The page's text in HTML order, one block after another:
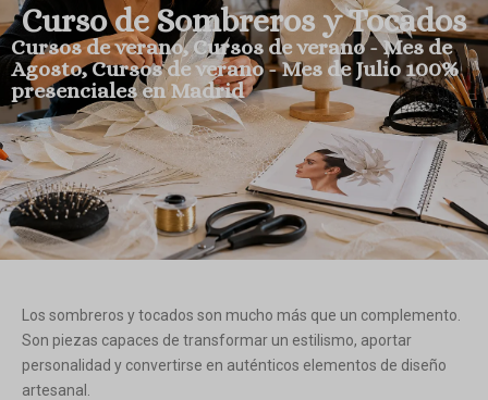
Curso de Sombreros y Tocados
Cursos de verano,Cursos de verano - Mes de
Agosto,Cursos de verano - Mes de Julio100%
presenciales en Madrid
Los sombreros y tocados son mucho más que un complemento.
Son piezas capaces de transformar un estilismo, aportar
personalidad y convertirse en auténticos elementos de diseño
artesanal.